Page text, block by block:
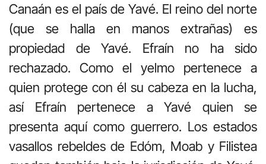
Canaán es el país de Yavé. El reino del norte
(que se halla en manos extrañas) es
propiedad de Yavé. Efraín no ha sido
rechazado. Como el yelmo pertenece a
quien protege con él su cabeza en la lucha,
así Efraín pertenece a Yavé quien se
presenta aquí como guerrero. Los estados
vasallos rebeldes de Edóm, Moab y Filistea